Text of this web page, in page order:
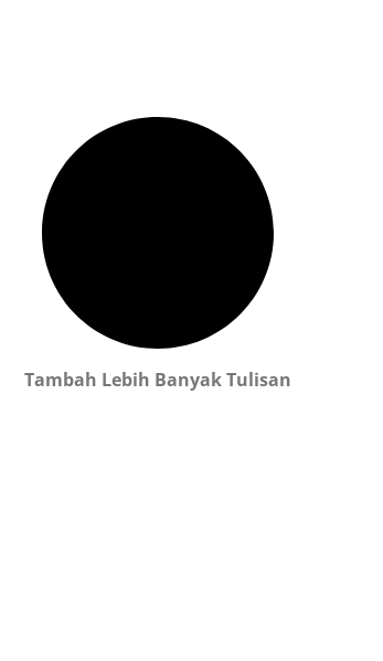
Tambah Lebih Banyak Tulisan